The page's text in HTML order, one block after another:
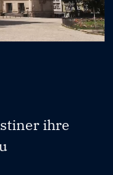
ihre